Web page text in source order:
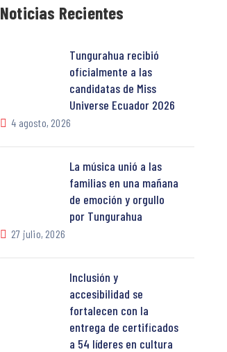
Noticias Recientes
Tungurahua recibió
oficialmente a las
candidatas de Miss
Universe Ecuador 2026
4 agosto, 2026
La música unió a las
familias en una mañana
de emoción y orgullo
por Tungurahua
27 julio, 2026
Inclusión y
accesibilidad se
fortalecen con la
entrega de certificados
a 54 líderes en cultura